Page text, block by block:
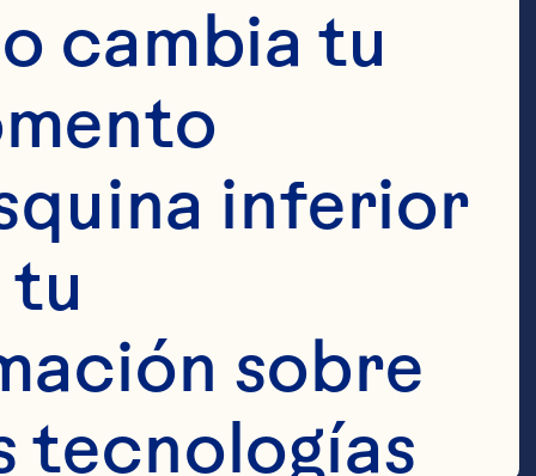
una
y licuar
martini.
cambia tu
inferior
tu
sobre
tecnologías